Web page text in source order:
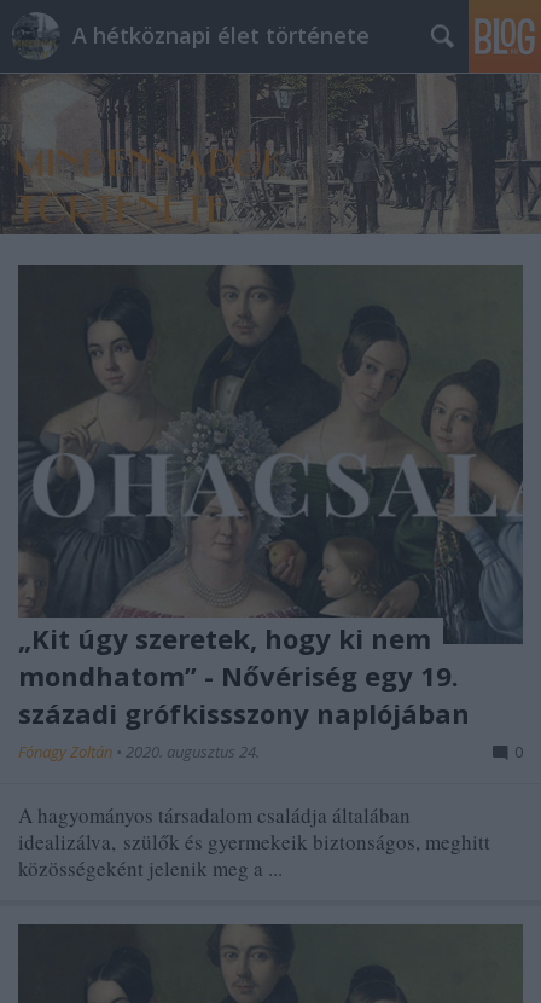
A hétköznapi élet története
„Kit úgy szeretek, hogy ki nem
mondhatom” - Nővériség egy 19.
századi grófkissszony naplójában
Fónagy Zoltán • 2020. augusztus 24. 0
A hagyományos társadalom családja általában
idealizálva, szülők és gyermekeik biztonságos, meghitt
közösségeként jelenik meg a ...